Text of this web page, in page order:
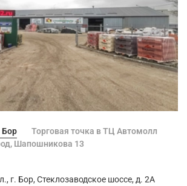
Бор
Торговая точка в ТЦ Автомолл
Шапошникова 13
г. Бор, Стеклозаводское шоссе, д. 2А